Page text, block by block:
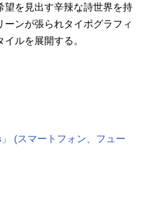
望を見出す辛辣な詩世界を持
ンが張られタイポグラフィ
ルを展開する。
(スマートフォン、フュー